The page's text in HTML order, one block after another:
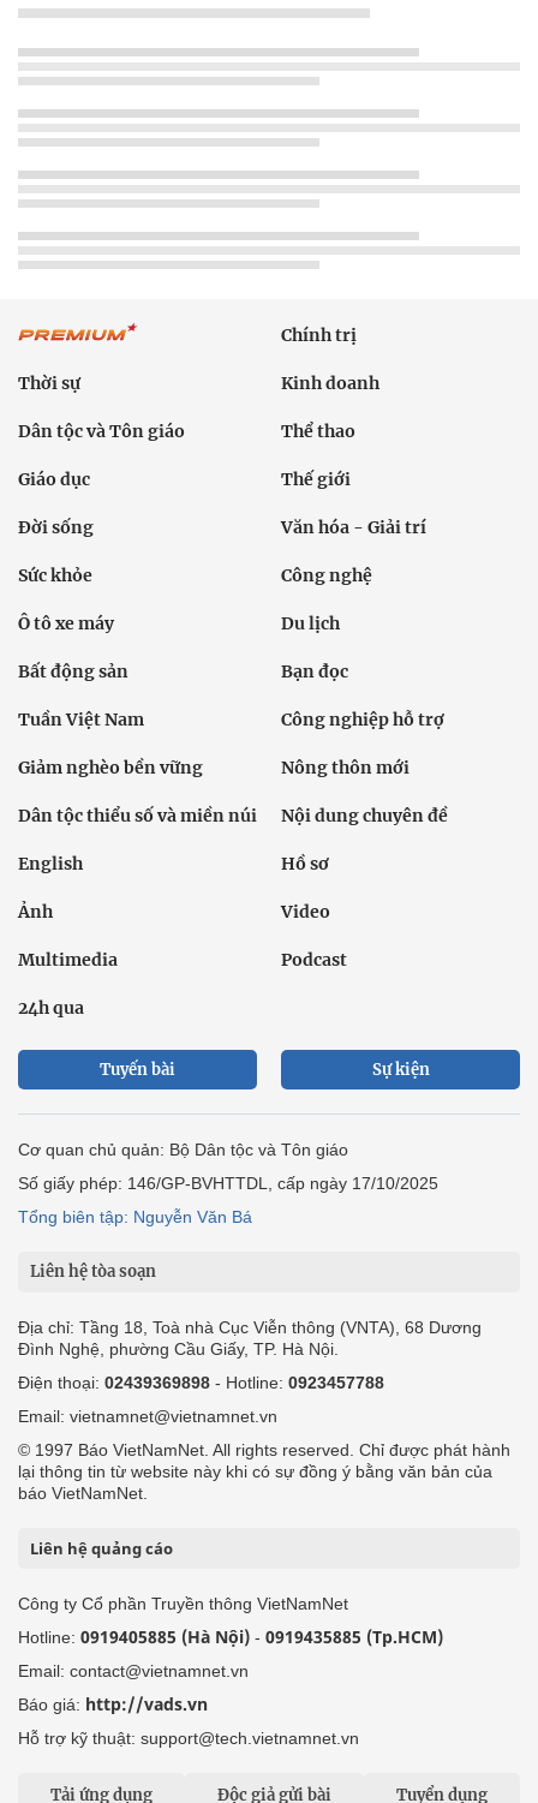
Chính trị
Thời sự Kinh doanh
Dân tộc và Tôn giáo Thể thao
Giáo dục Thế giới
Đời sống Văn hóa - Giải trí
Sức khỏe Công nghệ
Ô tô xe máy Du lịch
Bất động sản Bạn đọc
Tuần Việt Nam Công nghiệp hỗ trợ
Giảm nghèo bền vững Nông thôn mới
Dân tộc thiểu số và miền núi Nội dung chuyên đề
English Hồ sơ
Ảnh Video
Multimedia Podcast
24h qua
Tuyến bài Sự kiện
Cơ quan chủ quản: Bộ Dân tộc và Tôn giáo
Số giấy phép: 146/GP-BVHTTDL, cấp ngày 17/10/2025
Tổng biên tập: Nguyễn Văn Bá
Liên hệ tòa soạn
Địa chỉ: Tầng 18, Toà nhà Cục Viễn thông (VNTA), 68 Dương
Đình Nghệ, phường Cầu Giấy, TP. Hà Nội.
Điện thoại: 02439369898 - Hotline: 0923457788
Email: vietnamnet@vietnamnet.vn
© 1997 Báo VietNamNet. All rights reserved. Chỉ được phát hành
lại thông tin từ website này khi có sự đồng ý bằng văn bản của
báo VietNamNet.
Liên hệ quảng cáo
Công ty Cổ phần Truyền thông VietNamNet
Hotline: 0919405885 (Hà Nội) - 0919435885 (Tp.HCM)
Email: contact@vietnamnet.vn
Báo giá: http://vads.vn
Hỗ trợ kỹ thuật: support@tech.vietnamnet.vn
Tải ứng dụng Độc giả gửi bài Tuyển dụng